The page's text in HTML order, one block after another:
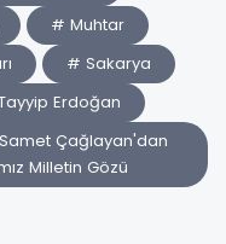
# Muhtar
# Sakarya
Erdoğan
Çağlayan'dan
Milletin Gözü